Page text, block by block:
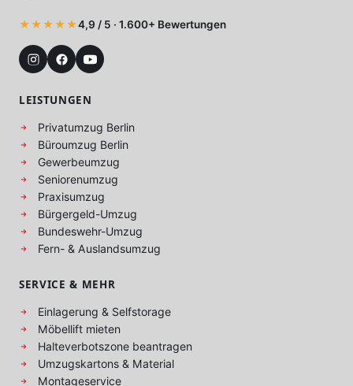
★★★★★4,9 / 5 · 1.600+ Bewertungen
LEISTUNGEN
Privatumzug Berlin
Büroumzug Berlin
Gewerbeumzug
Seniorenumzug
Praxisumzug
Bürgergeld-Umzug
Bundeswehr-Umzug
Fern- & Auslandsumzug
SERVICE & MEHR
Einlagerung & Selfstorage
Möbellift mieten
Halteverbotszone beantragen
Umzugskartons & Material
Montageservice